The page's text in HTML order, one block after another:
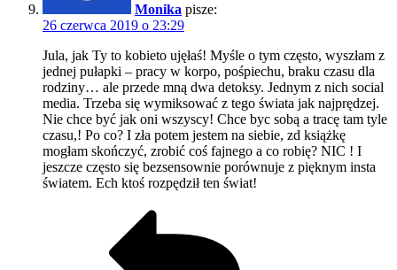
Monika pisze:
26 czerwca 2019 o 23:29
Jula, jak Ty to kobieto ujęłaś! Myśle o tym często, wyszłam z
jednej pułapki – pracy w korpo, pośpiechu, braku czasu dla
rodziny… ale przede mną dwa detoksy. Jednym z nich social
media. Trzeba się wymiksować z tego świata jak najprędzej.
Nie chce być jak oni wszyscy! Chce byc sobą a tracę tam tyle
czasu,! Po co? I zła potem jestem na siebie, zd książkę
mogłam skończyć, zrobić coś fajnego a co robię? NIC ! I
jeszcze często się bezsensownie porównuje z pięknym insta
światem. Ech ktoś rozpędził ten świat!